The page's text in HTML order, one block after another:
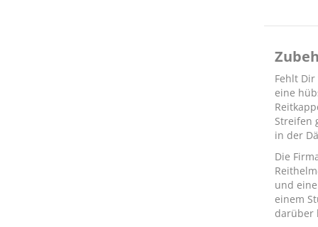
Fehlt
eine
Streifen
in der
Die
und
einem
darüber